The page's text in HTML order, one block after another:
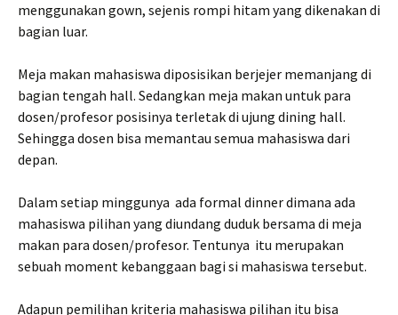
menggunakan gown, sejenis rompi hitam yang dikenakan di
bagian luar.
Meja makan mahasiswa diposisikan berjejer memanjang di
bagian tengah hall. Sedangkan meja makan untuk para
dosen/profesor posisinya terletak di ujung dining hall.
Sehingga dosen bisa memantau semua mahasiswa dari
depan.
Dalam setiap minggunya ada formal dinner dimana ada
mahasiswa pilihan yang diundang duduk bersama di meja
makan para dosen/profesor. Tentunya itu merupakan
sebuah moment kebanggaan bagi si mahasiswa tersebut.
Adapun pemilihan kriteria mahasiswa pilihan itu bisa